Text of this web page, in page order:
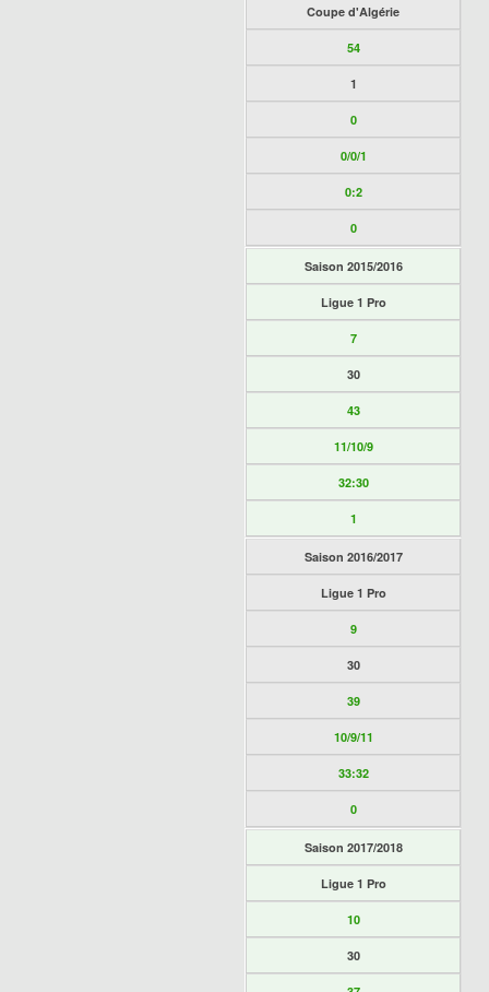
Coupe d'Algérie
54
1
0
0/0/1
0:2
0
Saison 2015/2016
Ligue 1 Pro
7
30
43
11/10/9
32:30
1
Saison 2016/2017
Ligue 1 Pro
9
30
39
10/9/11
33:32
0
Saison 2017/2018
Ligue 1 Pro
10
30